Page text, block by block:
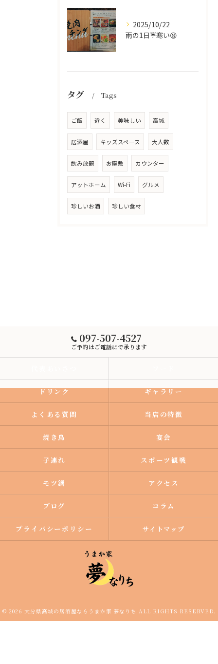
2025/10/22
雨の1日☔寒い😫
タグ Tags
ご飯 近く 美味しい 高城
居酒屋 キッズスペース 大人数
飲み放題 お座敷 カウンター
アットホーム Wi-Fi グルメ
珍しいお酒 珍しい食材
097-507-4527
ご予約はご電話にで承ります
ドリンク ギャラリー
よくある質問 当店の特徴
焼き鳥 宴会
子連れ スポーツ観戦
モツ鍋 アクセス
ブログ コラム
プライバシーポリシー サイトマップ
© 2026 大分県高城の居酒屋ならうまか家 夢なりち ALL RIGHTS RESERVED.